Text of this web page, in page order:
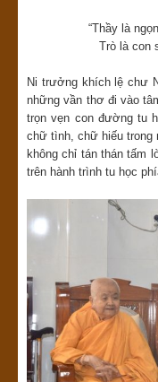
“Thầy là
Trò là con
Ni trưởng khích lệ chư
những vần thơ đi vào
trọn vẹn con đường tu
chữ tình, chữ hiếu trong
không chỉ tán thán tấm
trên hành trình tu học